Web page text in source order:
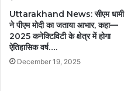
Uttarakhand News: सीएम धामी
ने पीएम मोदी का जताया आभार, कहा—
2025 कनेक्टिविटी के क्षेत्र में होगा
ऐतिहासिक वर्ष….
December 19, 2025